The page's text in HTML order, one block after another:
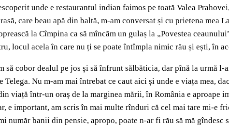
unde e restaurantul indian faimos pe toată Valea
care beau apă din baltă, m-am conversat și cu prietena mea
la Cîmpina ca să mîncăm un gulaș la „Povestea
locul acela în care nu ți se poate întîmpla nimic rău și ești, în
cobor dealul pe jos și să înfrunt sălbăticia, dar pînă la urmă l-
Nu m-am mai întrebat ce caut aici și unde e viața mea,
viață într-un oraș de la marginea mării, în România e aproape
e important, am scris în mai multe rînduri că cel mai tare mi-e
număr banii din pensie, apropo, poate n-ar fi rău să mă